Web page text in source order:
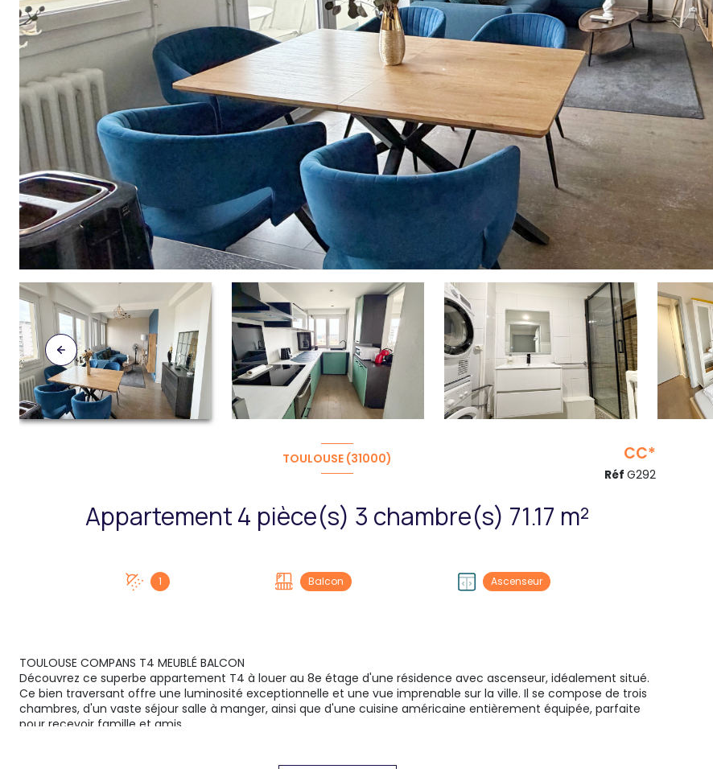
TOULOUSE (31000)
Appartement 4 pièce(s) 3 chambre(s) 71.17 m²
1 Balcon Ascenseur
CC*
Réf G292
TOULOUSE COMPANS T4 MEUBLÉ BALCON
Découvrez ce superbe appartement T4 à louer au 8e étage d'une résidence avec ascenseur, idéalement situé.
Ce bien traversant offre une luminosité exceptionnelle et une vue imprenable sur la ville. Il se compose de trois
chambres, d'un vaste séjour salle à manger, ainsi que d'une cuisine américaine entièrement équipée, parfaite
pour recevoir famille et amis.